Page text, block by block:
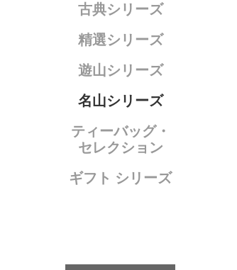
古典シリーズ
精選シリーズ
遊山シリーズ
名山シリーズ
ティーバッグ・
セレクション
ギフト シリーズ